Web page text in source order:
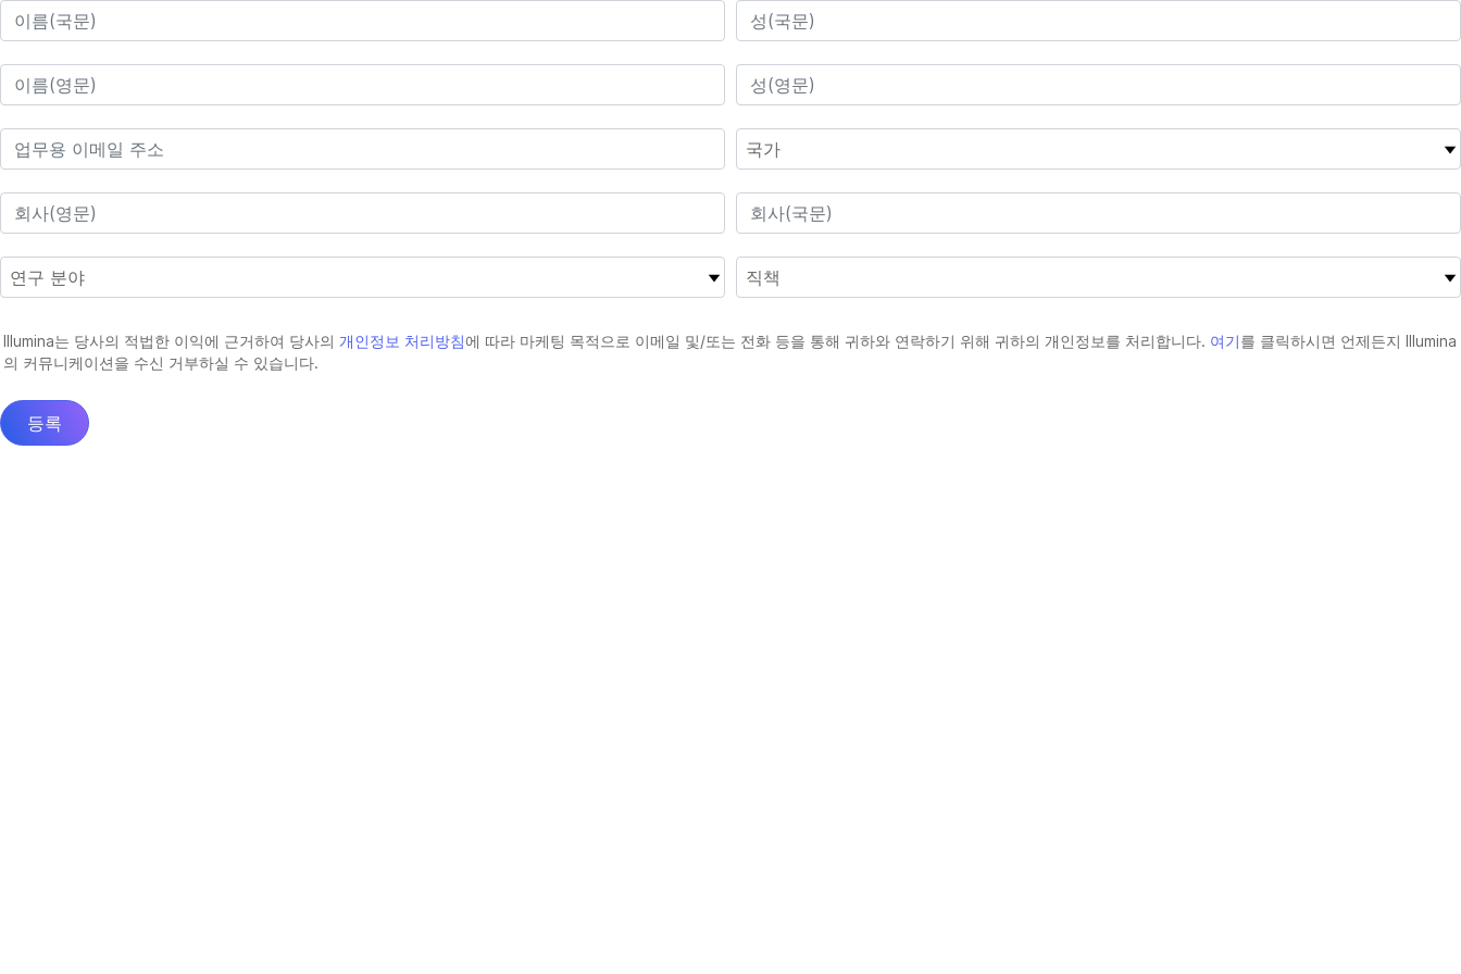
Illumina는 당사의 적법한 이익에 근거하여 당사의 개인정보 처리방침에 따라 마케팅 목적으로 이메일 및/또는 전화 등을 통해 귀하와 연락하기 위해 귀하의 개인정보를 처리합니다. 여기를 클릭하시면 언제든지 Illumina
의 커뮤니케이션을 수신 거부하실 수 있습니다.
등록